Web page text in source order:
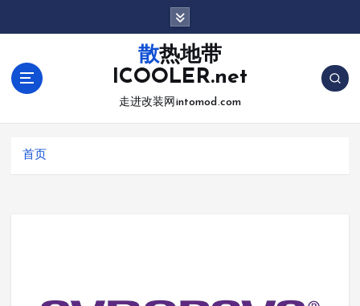
散热地带
ICOOLER.net
走进改装网intomod.com
首页